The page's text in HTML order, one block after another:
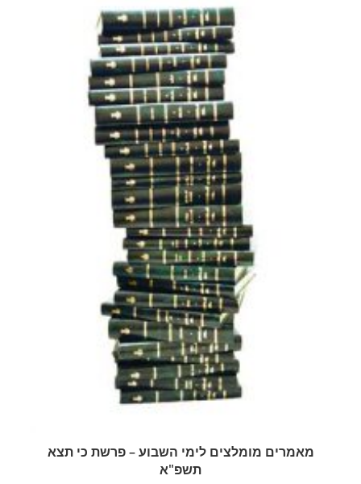
מאמרים מומלצים לימי השבוע – פרשת כי תצא
תשפ"א